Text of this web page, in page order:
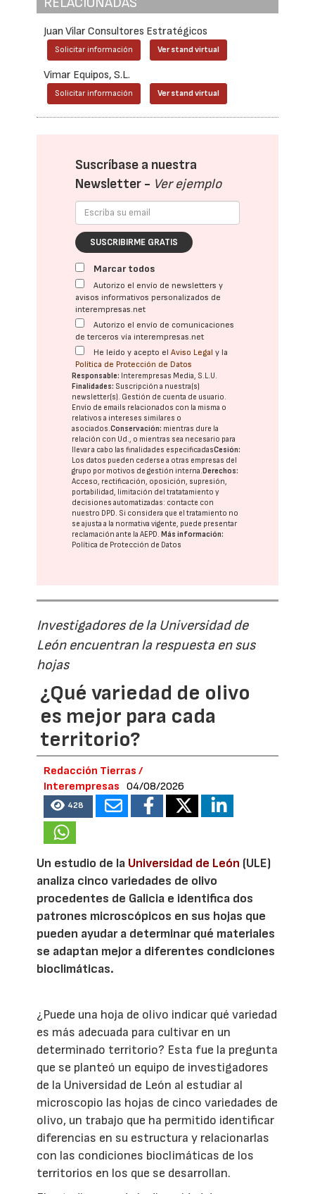
Juan Vilar Consultores Estratégicos
Solicitar información Ver stand virtual
Vimar Equipos, S.L.
Solicitar información Ver stand virtual
Suscríbase a nuestra
Newsletter - Ver ejemplo
SUSCRIBIRME GRATIS
Marcar todos
Autorizo el envío de newsletters y
avisos informativos personalizados de
interempresas.net
Autorizo el envío de comunicaciones
de terceros vía interempresas.net
He leído y acepto elAviso Legal y la
Política de Protección de Datos
Responsable: Interempresas Media, S.L.U.
Finalidades: Suscripción a nuestra(s)
newsletter(s). Gestión de cuenta de usuario.
Envío de emails relacionados con la misma o
relativos a intereses similares o
asociados.Conservación: mientras dure la
relación con Ud., o mientras sea necesario para
llevar a cabo las finalidades especificadasCesión:
Los datos pueden cederse a otras empresas del
grupo por motivos de gestión interna.Derechos:
Acceso, rectificación, oposición, supresión,
portabilidad, limitación del tratatamiento y
decisiones automatizadas: contacte con
nuestro DPD . Si considera que el tratamiento no
se ajusta a la normativa vigente, puede presentar
reclamación ante laAEPD .Más información:
Política de Protección de Datos
Investigadores de la Universidad de
León encuentran la respuesta en sus
hojas
¿Qué variedad de olivo
es mejor para cada
territorio?
Redacción Tierras /
Interempresas
04/08/2026
428
Un estudio de la Universidad de León (ULE)
analiza cinco variedades de olivo
procedentes de Galicia e identifica dos
patrones microscópicos en sus hojas que
pueden ayudar a determinar qué materiales
se adaptan mejor a diferentes condiciones
bioclimáticas.
¿Puede una hoja de olivo indicar qué variedad
es más adecuada para cultivar en un
determinado territorio? Esta fue la pregunta
que se planteó un equipo de investigadores
de la Universidad de León al estudiar al
microscopio las hojas de cinco variedades de
olivo, un trabajo que ha permitido identificar
diferencias en su estructura y relacionarlas
con las condiciones bioclimáticas de los
territorios en los que se desarrollan.